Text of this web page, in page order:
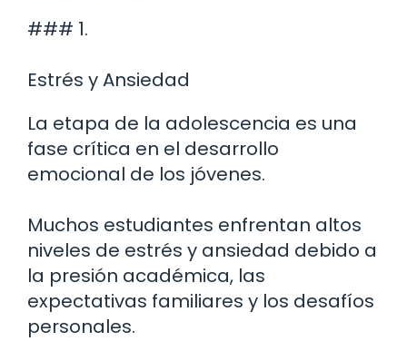
### 1.
Estrés y Ansiedad
La etapa de la adolescencia es una
fase crítica en el desarrollo
emocional de los jóvenes.
Muchos estudiantes enfrentan altos
niveles de estrés y ansiedad debido a
la presión académica, las
expectativas familiares y los desafíos
personales.